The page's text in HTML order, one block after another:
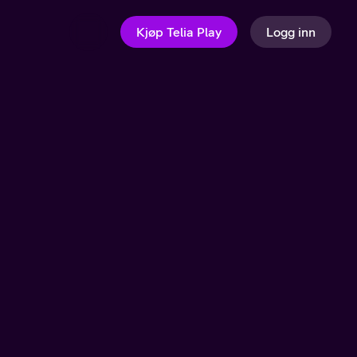
Kjøp Telia Play Logg inn